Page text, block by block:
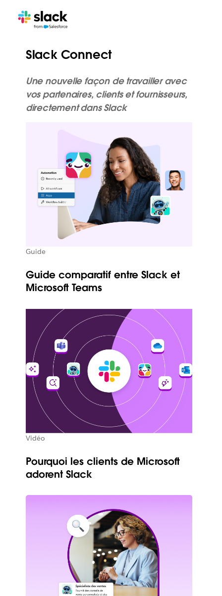
Slack Connect
Une nouvelle façon de travailler avec
vos partenaires, clients et fournisseurs,
directement dans Slack
Guide
Guide comparatif entre Slack et
Microsoft Teams
Vidéo
Pourquoi les clients de Microsoft
adorent Slack